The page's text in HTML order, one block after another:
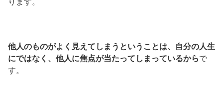
ります。
他人のものがよく見えてしまうということは、自分の人生
にではなく、他人に焦点が当たってしまっているからで
す。